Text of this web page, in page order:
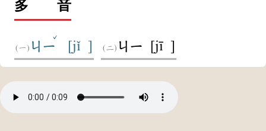
多 音
ㄐㄧ
ˇ
[jǐ ] ㄐㄧ [jī ]